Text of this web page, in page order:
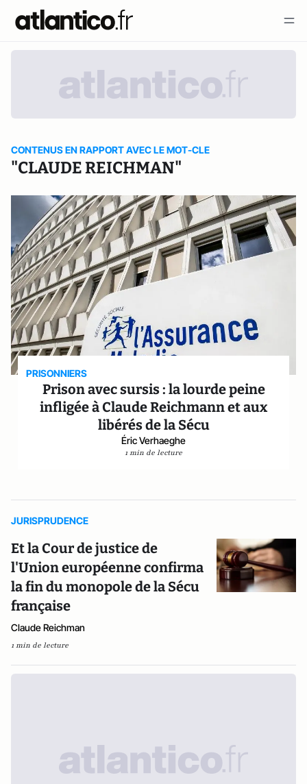
CONTENUS EN RAPPORT AVEC LE MOT-CLE
"CLAUDE REICHMAN"
PRISONNIERS
Prison avec sursis : la lourde peine
infligée à Claude Reichmann et aux
libérés de la Sécu
Éric Verhaeghe
1 min de lecture
JURISPRUDENCE
Et la Cour de justice de
l'Union européenne confirma
la fin du monopole de la Sécu
française
Claude Reichman
1 min de lecture